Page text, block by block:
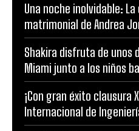
Una noche inolvidable:
matrimonial de Andrea
Shakira disfruta de unos
Miami junto a los niños
¡Con gran éxito clausura
Internacional de